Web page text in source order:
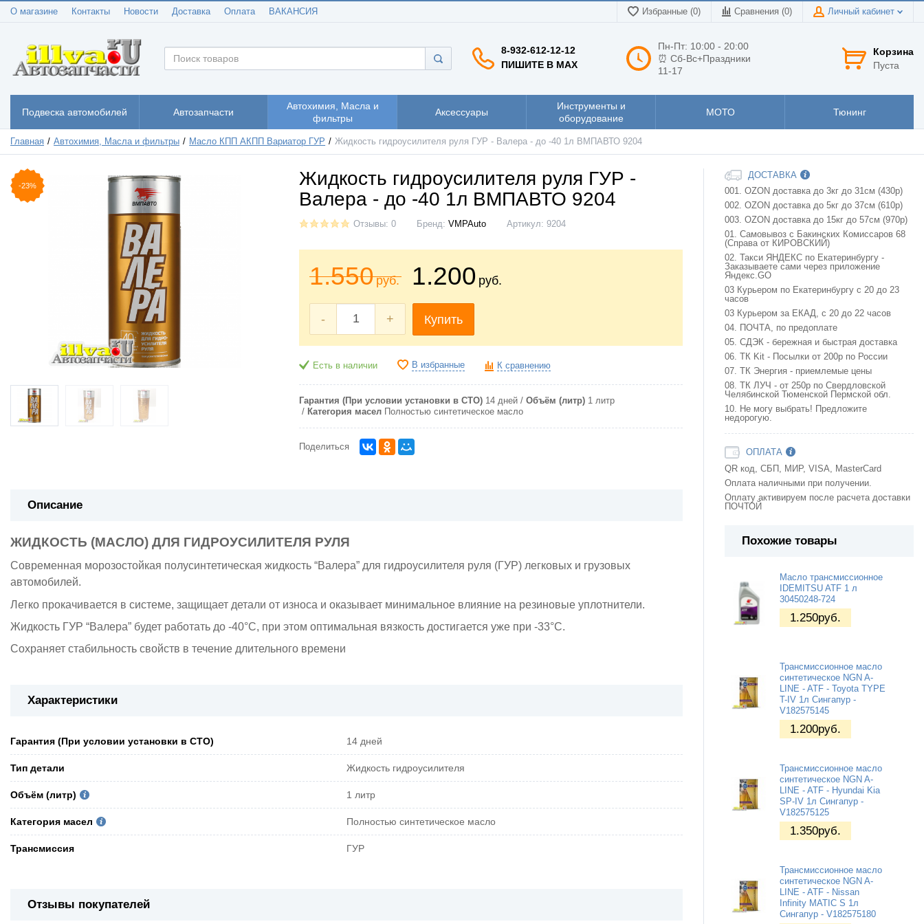
О магазине Контакты Новости Доставка Оплата ВАКАНСИЯ Избранные (0) Сравнения (0) Личный кабинет
8-932-612-12-12
ПИШИТЕ В MAX
Пн-Пт: 10:00 - 20:00
⏰ Сб-Вс+Праздники
11-17
Корзина
Пуста
Подвеска автомобилей Автозапчасти
Автохимия, Масла и
фильтры
Аксессуары
Инструменты и
оборудование
МОТО Тюнинг
Главная Автохимия, Масла и фильтры Масло КПП АКПП Вариатор ГУР Жидкость гидроусилителя руля ГУР - Валера - до -40 1л ВМПАВТО 9204
-23%
Жидкость гидроусилителя руля ГУР -
Валера - до -40 1л ВМПАВТО 9204
Отзывы: 0 Бренд: VMPAuto Артикул: 9204
1.550руб. 1.200 руб.
- + Купить
Есть в наличии В избранные К сравнению
Гарантия (При условии установки в СТО) 14 дней Объём (литр) 1 литр
Категория масел
Полностью синтетическое масло
Поделиться
Описание
ЖИДКОСТЬ (МАСЛО) ДЛЯ ГИДРОУСИЛИТЕЛЯ РУЛЯ
Современная морозостойкая полусинтетическая жидкость “Валера” для гидроусилителя руля (ГУР) легковых и грузовых
автомобилей.
Легко прокачивается в системе, защищает детали от износа и оказывает минимальное влияние на резиновые уплотнители.
Жидкость ГУР “Валера” будет работать до -40°C, при этом оптимальная вязкость достигается уже при -33°C.
Сохраняет стабильность свойств в течение длительного времени
Характеристики
Гарантия (При условии установки в СТО) 14 дней
Тип детали Жидкость гидроусилителя
Объём (литр) 1 литр
Категория масел Полностью синтетическое масло
Трансмиссия ГУР
Отзывы покупателей
ДОСТАВКА
001. OZON доставка до 3кг до 31см (430р)
002. OZON доставка до 5кг до 37см (610р)
003. OZON доставка до 15кг до 57см (970р)
01. Самовывоз с Бакинских Комиссаров 68
(Справа от КИРОВСКИЙ)
02. Такси ЯНДЕКС по Екатеринбургу -
Заказываете сами через приложение
Яндекс.GO
03 Курьером по Екатеринбургу с 20 до 23
часов
03 Курьером за ЕКАД, с 20 до 22 часов
04. ПОЧТА, по предоплате
05. СДЭК - бережная и быстрая доставка
06. ТК Kit - Посылки от 200р по России
07. ТК Энергия - приемлемые цены
08. ТК ЛУЧ - от 250р по Свердловской
Челябинской Тюменской Пермской обл.
10. Не могу выбрать! Предложите
недорогую.
ОПЛАТА
QR код, СБП, МИР, VISA, MasterCard
Оплата наличными при получении.
Оплату активируем после расчета доставки
ПОЧТОЙ
Похожие товары
Масло трансмиссионное
IDEMITSU ATF 1 л
30450248-724
1.250руб.
Трансмиссионное масло
синтетическое NGN A-
LINE - ATF - Toyota TYPE
T-IV 1л Сингапур -
V182575145
1.200руб.
Трансмиссионное масло
синтетическое NGN A-
LINE - ATF - Hyundai Kia
SP-IV 1л Сингапур -
V182575125
1.350руб.
Трансмиссионное масло
синтетическое NGN A-
LINE - ATF - Nissan
Infinity MATIC S 1л
Сингапур - V182575180